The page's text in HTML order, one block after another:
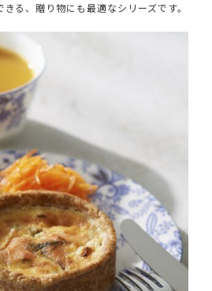
る、贈り物にも最適なシリーズです。